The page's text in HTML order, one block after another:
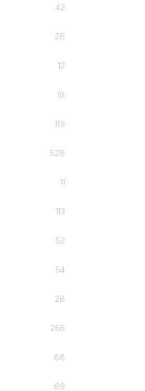
42
26
12
18
119
528
11
113
52
54
28
265
88
69